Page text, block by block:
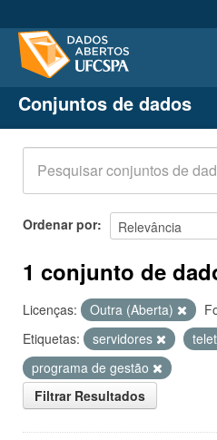
Conjuntos de dados
Organizações
Grupos
Sobre
Conjuntos de dados
Ordenar por
1 conjunto de
Licenças: Outra (Aberta)
Etiquetas:
servidores
programa de gestão
Filtrar Resultados